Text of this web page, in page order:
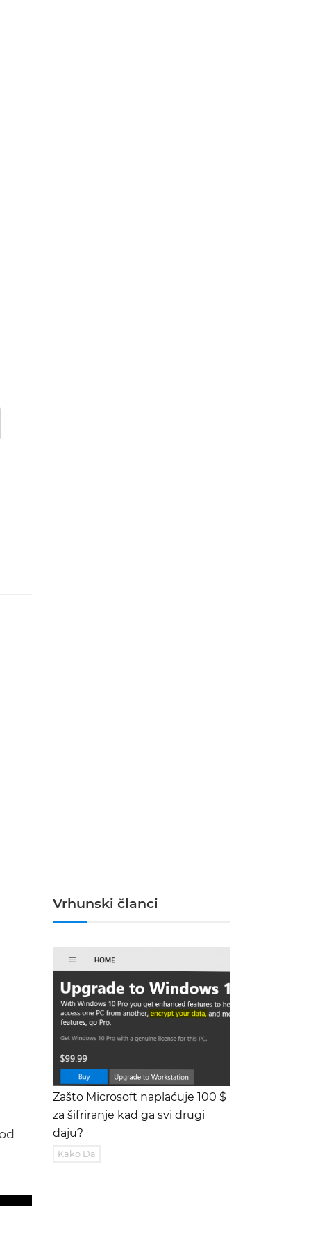
Vrhunski članci
Zašto Microsoft naplaćuje 100 $
za šifriranje kad ga svi drugi
daju?
Kako Da